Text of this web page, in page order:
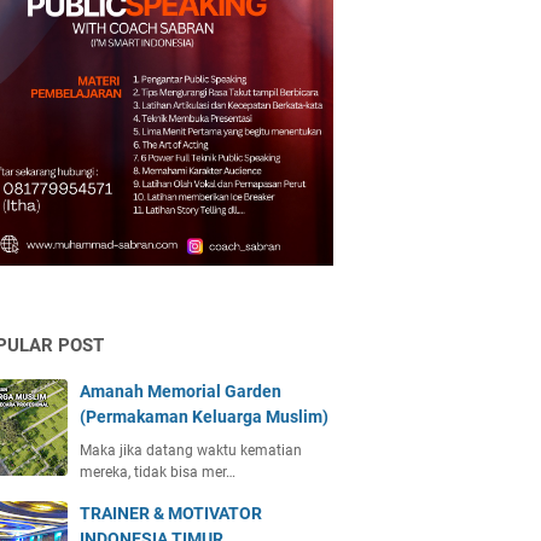
POST
Amanah Memorial Garden
(Permakaman Keluarga Muslim)
Maka jika datang waktu kematian
mereka, tidak bisa mer…
TRAINER & MOTIVATOR